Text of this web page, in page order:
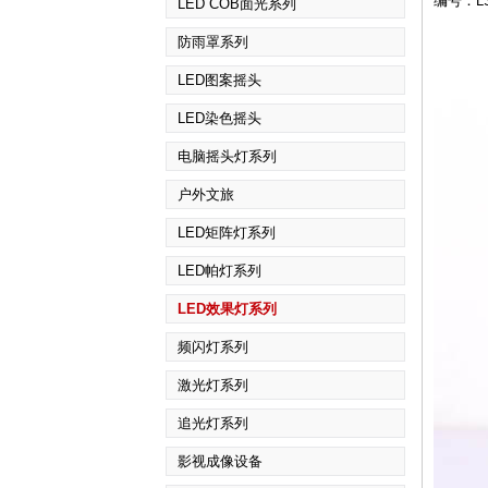
LED COB面光系列
防雨罩系列
LED图案摇头
LED染色摇头
电脑摇头灯系列
户外文旅
LED矩阵灯系列
LED帕灯系列
LED效果灯系列
频闪灯系列
激光灯系列
追光灯系列
影视成像设备